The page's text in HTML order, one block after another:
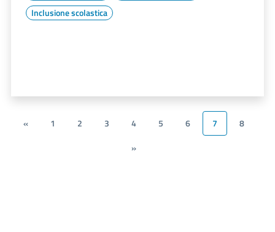
Inclusione scolastica
« 1 2 3 4 5 6 7
8
»